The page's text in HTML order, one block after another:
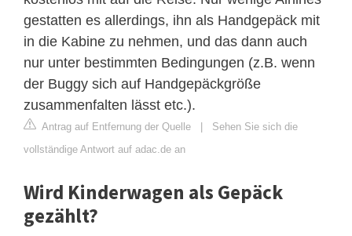
gestatten es allerdings, ihn als Handgepäck mit
in die Kabine zu nehmen, und das dann auch
nur unter bestimmten Bedingungen (z.B. wenn
der Buggy sich auf Handgepäckgröße
zusammenfalten lässt etc.).
Antrag auf Entfernung der Quelle | Sehen Sie sich die
vollständige Antwort auf adac.de an
Wird Kinderwagen als Gepäck
gezählt?